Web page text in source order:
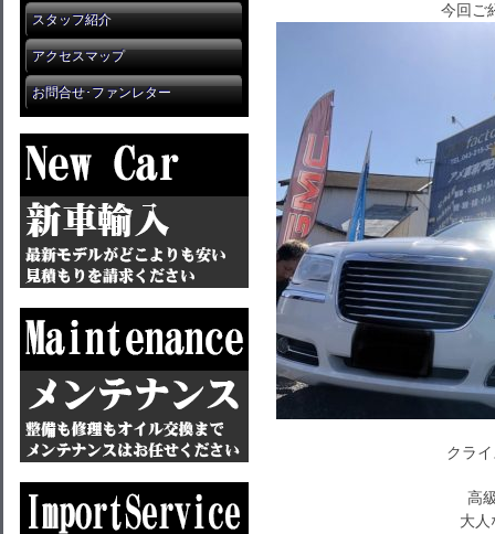
スタッフ紹介
アクセスマップ
お問合せ･ファンレター
今回ご
クラ
高
大人